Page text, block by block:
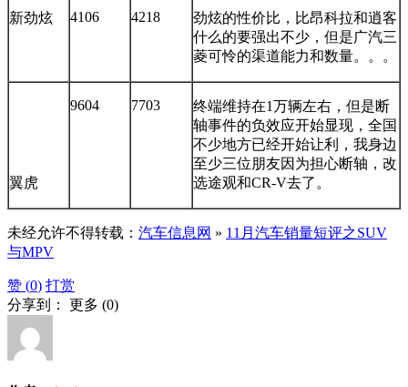
新劲炫 4106 4218
劲炫的性价比，比昂科拉和逍客
什么的要强出不少，但是广汽三
菱可怜的渠道能力和数量。。。
翼虎
9604 7703
终端维持在1万辆左右，但是断
轴事件的负效应开始显现，全国
不少地方已经开始让利，我身边
至少三位朋友因为担心断轴，改
选途观和CR-V去了。
未经允许不得转载： 汽车信息网 » 11月汽车销量短评之SUV
与MPV
赞 (0) 打赏
分享到： 更多 (0)